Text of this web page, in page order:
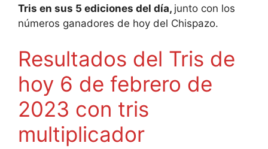
Tris en sus 5 ediciones del día, junto con los
números ganadores de hoy del Chispazo.
Resultados del Tris de
hoy 6 de febrero de
2023 con tris
multiplicador